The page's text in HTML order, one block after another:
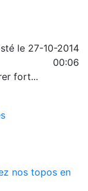
le 27-10-2014
00:06
fort...
nos topos en